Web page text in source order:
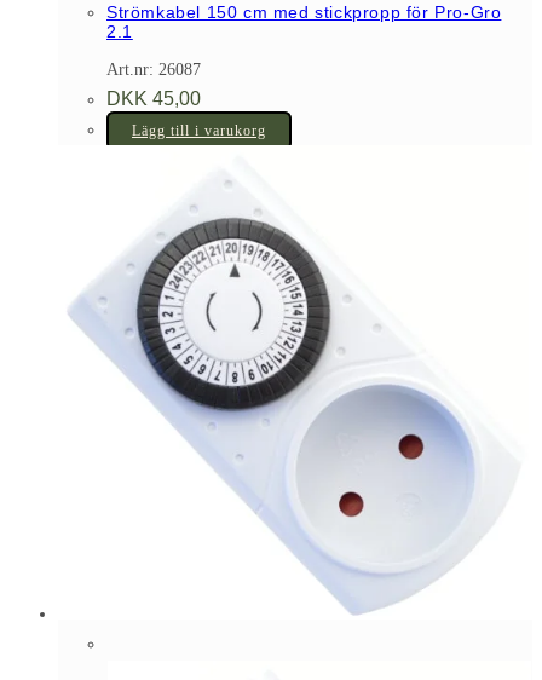
Strömkabel 150 cm med stickpropp för Pro-Gro
2.1
Art.nr: 26087
DKK 45,00
Lägg till i varukorg